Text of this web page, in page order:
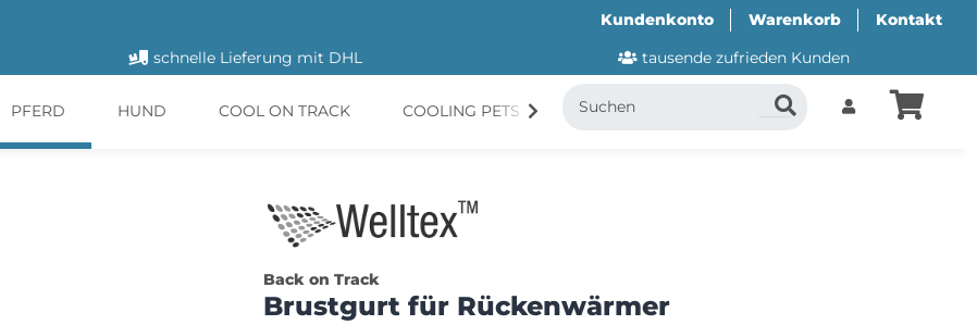
Kundenkonto Warenkorb
Kontakt
schnelle Lieferung mit DHL tausende zufrieden Kunden
PFERD HUND COOL ON TRACK COOLING PETS CANI.COOL SUITICAL
Back on Track
Brustgurt für Rückenwärmer